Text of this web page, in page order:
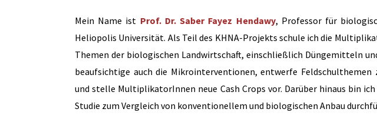
Mein Name ist Prof. Dr. Saber Fayez Hendawy, Professor für
Heliopolis Universität. Als Teil des KHNA-Projekts schule ich die
Themen der biologischen Landwirtschaft, einschließlich Düngemitteln
beaufsichtige auch die Mikrointerventionen, entwerfe Feldschulthemen
und stelle MultiplikatorInnen neue Cash Crops vor. Darüber hinaus bin
Studie zum Vergleich von konventionellem und biologischen Anbau